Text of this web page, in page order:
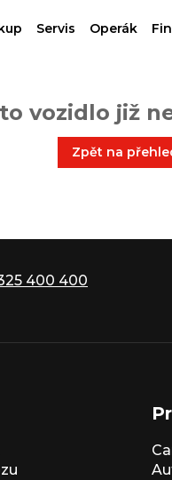
Servis Operák
vozidlo již
Zpět na
400 400